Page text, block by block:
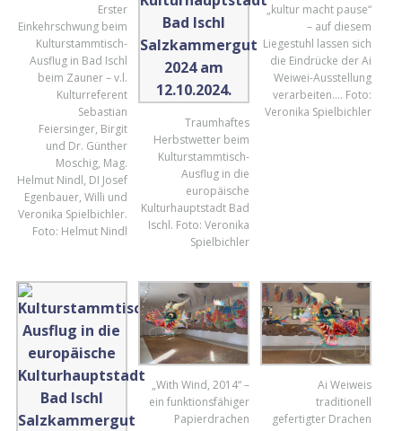
Erster
Einkehrschwung beim
Kulturstammtisch-
Ausflug in Bad Ischl
beim Zauner – v.l.
Kulturreferent
Sebastian
Feiersinger, Birgit
und Dr. Günther
Moschig, Mag.
Helmut Nindl, DI Josef
Egenbauer, Willi und
Veronika Spielbichler.
Foto: Helmut Nindl
Traumhaftes
Herbstwetter beim
Kulturstammtisch-
Ausflug in die
europäische
Kulturhauptstadt Bad
Ischl. Foto: Veronika
Spielbichler
„kultur macht pause“
– auf diesem
Liegestuhl lassen sich
die Eindrücke der Ai
Weiwei-Ausstellung
verarbeiten…. Foto:
Veronika Spielbichler
„With Wind, 2014“ –
ein funktionsfähiger
Papierdrachen
Ai Weiweis
traditionell
gefertigter Drachen